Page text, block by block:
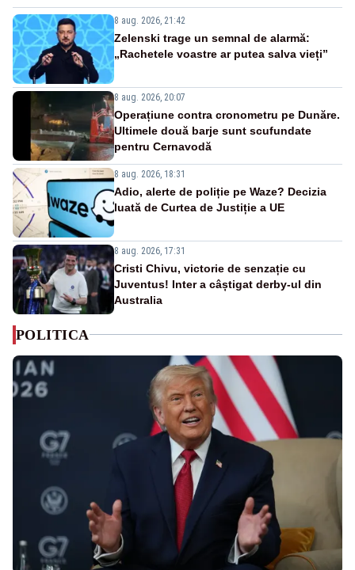
8 aug. 2026, 21:42
Zelenski trage un semnal de alarmă:
„Rachetele voastre ar putea salva vieți”
8 aug. 2026, 20:07
Operațiune contra cronometru pe Dunăre.
Ultimele două barje sunt scufundate
pentru Cernavodă
8 aug. 2026, 18:31
Adio, alerte de poliție pe Waze? Decizia
luată de Curtea de Justiție a UE
8 aug. 2026, 17:31
Cristi Chivu, victorie de senzație cu
Juventus! Inter a câștigat derby-ul din
Australia
POLITICA